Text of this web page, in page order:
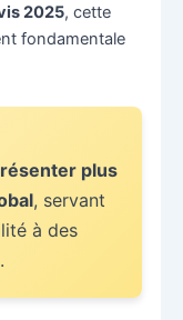
2025, cette
fondamentale
plus
, servant
à des